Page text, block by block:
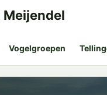
Vogelgroepen